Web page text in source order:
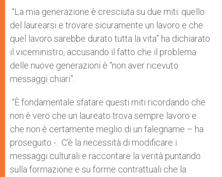
“La mia generazione è cresciuta su due miti: quello
del laurearsi e trovare sicuramente un lavoro e che
quel lavoro sarebbe durato tutta la vita” ha dichiarato
il viceministro, accusando il fatto che il problema
delle nuove generazioni è “non aver ricevuto
messaggi chiari”.
“È fondamentale sfatare questi miti ricordando che
non è vero che un laureato trova sempre lavoro e
che non è certamente meglio di un falegname – ha
proseguito -. C’è la necessità di modificare i
messaggi culturali e raccontare la verità puntando
sulla formazione e su forme contrattuali che la